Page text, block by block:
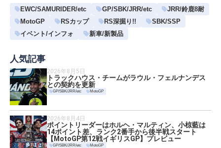
EWC/SAMURIDER/etc GP/SBK/JRR/etc
JRR/鈴鹿8耐
MotoGP
RSカップ RS深掘り!!
SBK/SSP
イベント/インフォ
新車/新製品
人気記事
2026年8月5日
トラックハウス・チームがラウル・フェルナンデス
との契約を更新
GP/SBK/JRR/etc MotoGP
2026年8月4日
ポイントリーダーはホルヘ・マルティン、小椋藍は
14ポイント差、ランク2番手から後半戦スタート
【MotoGP第12戦イギリスGP】プレビュー
GP/SBK/JRR/etc MotoGP